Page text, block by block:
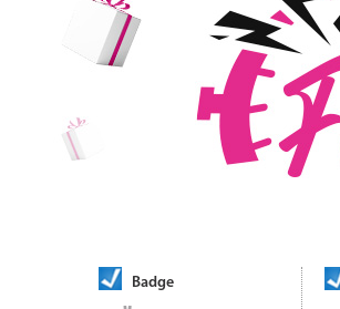
Badge